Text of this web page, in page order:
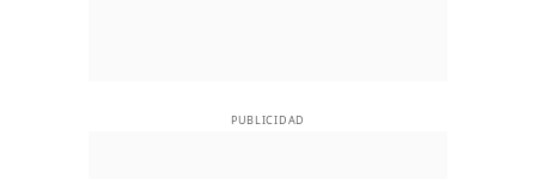
PUBLICIDAD